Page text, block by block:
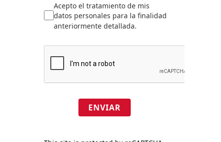
Acepto el tratamiento de mis
datos personales para la finalidad
anteriormente detallada.
ENVIAR